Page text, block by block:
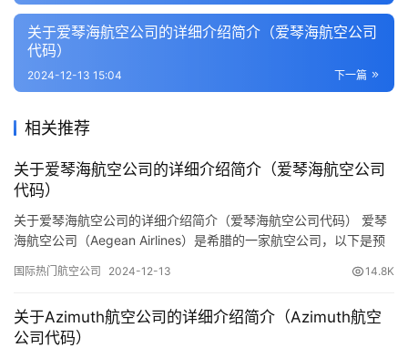
关于爱琴海航空公司的详细介绍简介（爱琴海航空公司
代码）
下一篇
2024-12-13 15:04
相关推荐
关于爱琴海航空公司的详细介绍简介（爱琴海航空公司
代码）
关于爱琴海航空公司的详细介绍简介（爱琴海航空公司代码） 爱琴
海航空公司（Aegean Airlines）是希腊的一家航空公司，以下是预
名称：爱琴海航空公司（Aegean Airlines） 二字代码：A3 三字代
虽然有不同的说法…
国际热门航空公司 2024-12-13 14.8K
关于Azimuth航空公司的详细介绍简介（Azimuth航空
公司代码）